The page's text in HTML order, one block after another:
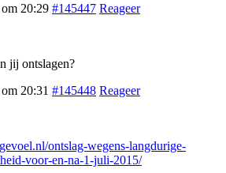
20:29 #145447 Reageer
jij ontslagen?
20:31 #145448 Reageer
ontslag-wegens-langdurige-
voor-en-na-1-juli-2015/